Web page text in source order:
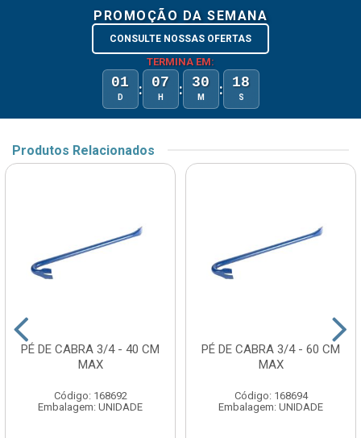
PROMOÇÃO DA SEMANA
CONSULTE NOSSAS OFERTAS
TERMINA EM:
01
D : 07
H : 30
M : 18
S
Produtos Relacionados
PÉ DE CABRA 3/4 - 40 CM
MAX
Código: 168692
Embalagem: UNIDADE
PÉ DE CABRA 3/4 - 60 CM
MAX
Código: 168694
Embalagem: UNIDADE